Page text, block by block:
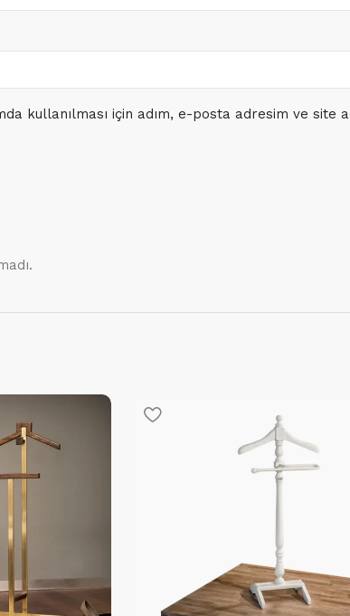
kullanılması için adım, e-posta adresim ve site